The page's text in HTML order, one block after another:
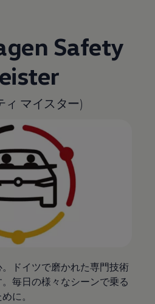
Safety
ィ マイスター)
ドイツで磨かれた専門技術
毎日の様々なシーンで乗る
に。